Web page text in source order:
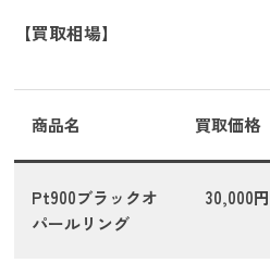
【買取相場】
商品名 買取価格
Pt900ブラックオ
パールリング
30,000円